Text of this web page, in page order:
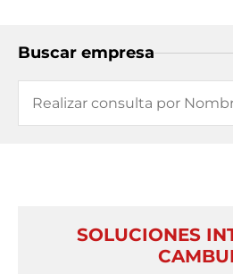
Buscar empresa
SOLUCIONES